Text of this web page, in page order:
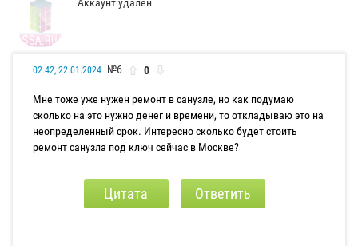
02:42, 22.01.2024 №6 0
Мне тоже уже нужен ремонт в санузле, но как подумаю
сколько на это нужно денег и времени, то откладываю это на
неопределенный срок. Интересно сколько будет стоить
ремонт санузла под ключ сейчас в Москве?
Цитата Ответить